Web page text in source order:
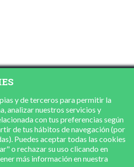
y de terceros para permitir la
analizar nuestros servicios y
con tus preferencias según
de tus hábitos de navegación (por
Puedes aceptar todas las cookies
o rechazar su uso clicando en
más información en nuestra